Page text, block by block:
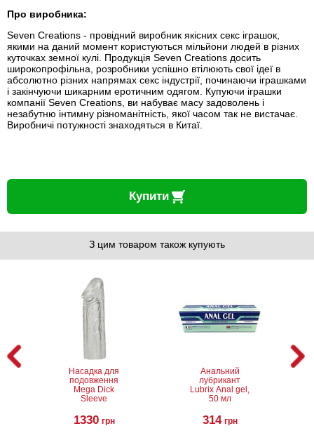
Про виробника:
Seven Creations - провідний виробник якісних секс іграшок,
якими на даний момент користуються мільйони людей в різних
куточках земної кулі. Продукція Seven Creations досить
широкопрофільна, розробники успішно втілюють свої ідеї в
абсолютно різних напрямах секс індустрії, починаючи іграшками
і закінчуючи шикарним еротичним одягом. Купуючи іграшки
компанії Seven Creations, ви набуває масу задоволень і
незабутню інтимну різноманітність, якої часом так не вистачає.
Виробничі потужності знаходяться в Китаї.
Купити
З цим товаром також купують
Насадка для
подовження
Mega Dick
Sleeve
1330 грн
Анальний
лубрикант
Lubrix Anal gel,
50 мл
314 грн